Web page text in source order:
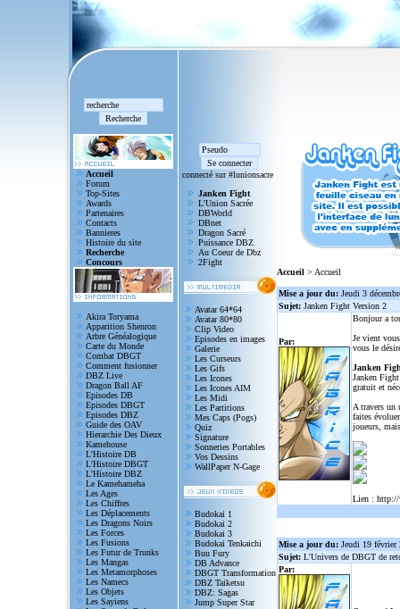
Accueil
Forum
Top-Sites
Awards
Partenaires
Contacts
Bannieres
Histoire du site
Recherche
Concours
connecté sur #lunionsacre
Janken Fight
L'Union Sacrée
DBWorld
DBnet
Dragon Sacré
Puissance DBZ
Au Coeur de Dbz
2Fight
Akira Toryama
Apparition Shenron
Arbre Généalogique
Carte du Monde
Combat DBGT
Comment fusionner
DBZ Live
Dragon Ball AF
Episodes DB
Episodes DBGT
Episodes DBZ
Guide des OAV
Hierarchie Des Dieux
Kamehouse
L'Histoire DB
L'Histoire DBGT
L'Histoire DBZ
Le Kamehameha
Les Ages
Les Chiffres
Les Déplacements
Les Dragons Noirs
Les Forces
Les Fusions
Les Futur de Trunks
Les Mangas
Les Metamorphoses
Les Namecs
Les Objets
Les Sayiens
Avatar 64*64
Avatar 80*80
Clip Video
Episodes en images
Galerie
Les Curseurs
Les Gifs
Les Icones
Les Icones AIM
Les Midi
Les Partitions
Mes Caps (Pogs)
Quiz
Signature
Sonneries Portables
Vos Dessins
WallPaper N-Gage
Budokai 1
Budokai 2
Budokai 3
Budokai Tenkaichi
Buu Fury
DB Advance
DBGT Transformation
DBZ Taiketsu
DBZ: Sagas
Jump Super Star
Accueil > Accueil
Mise a jour du: Jeudi 3
Sujet: Janken Fight Version 2
Par:
Bonjour a
Je vient
vous le
Janken
Janken
gratuit et
A travers un
faites
joueurs,
Lien : http://
Mise a jour du: Jeudi 19 février
Sujet: L'Univers de DBGT de
Par: